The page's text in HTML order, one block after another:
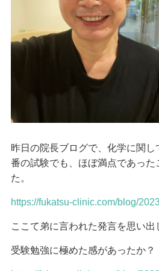
昨日の院長ブログで、化学に関
番の試験でも、ほぼ満点であった
た。
https://fukatsu-clinic.com/blog/
ここて弟に言われた発言を思い出
受験勉強に極めた感があったか？